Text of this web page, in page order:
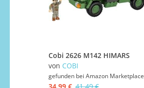
Cobi 2626 M142 HIMARS
von COBI
gefunden bei Amazon Marketplace